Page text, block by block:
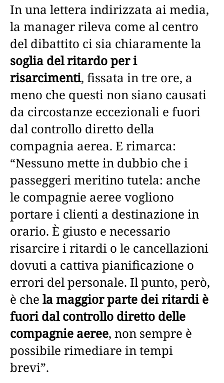
In una lettera indirizzata ai media,
la manager rileva come al centro
del dibattito ci sia chiaramente la
soglia del ritardo per i
risarcimenti, fissata in tre ore, a
meno che questi non siano causati
da circostanze eccezionali e fuori
dal controllo diretto della
compagnia aerea. E rimarca:
“Nessuno mette in dubbio che i
passeggeri meritino tutela: anche
le compagnie aeree vogliono
portare i clienti a destinazione in
orario. È giusto e necessario
risarcire i ritardi o le cancellazioni
dovuti a cattiva pianificazione o
errori del personale. Il punto, però,
è che la maggior parte dei ritardi è
fuori dal controllo diretto delle
compagnie aeree, non sempre è
possibile rimediare in tempi
brevi”.